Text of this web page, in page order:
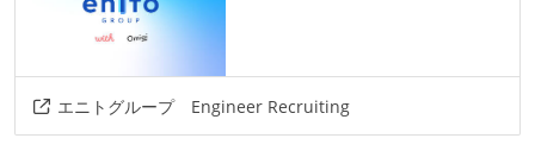
情報共有ツール
confluence
AIツール
codex
claude-code devin
cursor
エニトグループ Engineer Recruiting